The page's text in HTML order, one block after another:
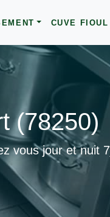
CUVE FIOUL
(78250)
vous jour et nuit